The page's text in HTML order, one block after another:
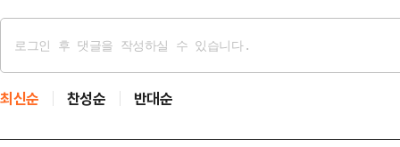
최신순 찬성순 반대순